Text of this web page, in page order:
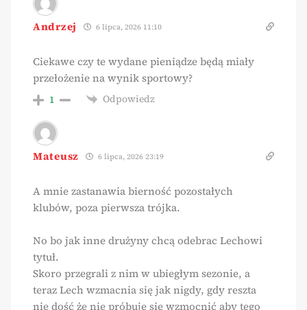
Andrzej 6 lipca, 2026 11:10
Ciekawe czy te wydane pieniądze będą miały
przełożenie na wynik sportowy?
1 Odpowiedz
Mateusz 6 lipca, 2026 23:19
A mnie zastanawia bierność pozostałych
klubów, poza pierwsza trójka.
No bo jak inne drużyny chcą odebrac Lechowi
tytuł.
Skoro przegrali z nim w ubiegłym sezonie, a
teraz Lech wzmacnia się jak nigdy, gdy reszta
nie dość że nie próbuje się wzmocnić aby tego